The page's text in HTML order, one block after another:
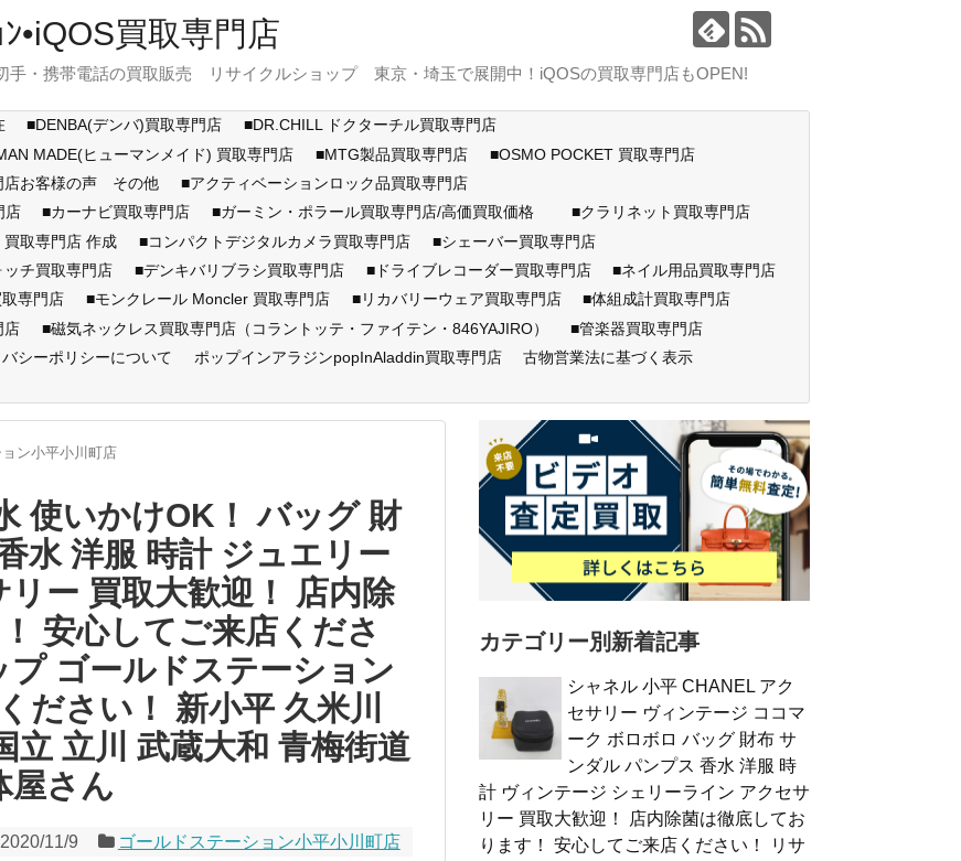
ﾝ•iQOS買取専門店
手・携帯電話の買取販売 リサイクルショップ 東京・埼玉で展開中！iQOSの買取専門店もOPEN!
■DENBA(デンバ)買取専門店
■DR.CHILL ドクターチル買取専門店
MADE(ヒューマンメイド) 買取専門店 ■MTG製品買取専門店
■OSMO POCKET 買取専門店
店お客様の声 その他
■アクティベーションロック品買取専門店
店
■カーナビ買取専門店 ■ガーミン・ポラール買取専門店/高価買取価格
■クラリネット買取専門店
取専門店 作成 ■コンパクトデジタルカメラ買取専門店
■シェーバー買取専門店
チ買取専門店 ■デンキバリブラシ買取専門店 ■ドライブレコーダー買取専門店
■ネイル用品買取専門店
専門店 ■モンクレール Moncler 買取専門店 ■リカバリーウェア買取専門店
■体組成計買取専門店
店 ■磁気ネックレス買取専門店（コラントッテ・ファイテン・846YAJIRO）
■管楽器買取専門店
シーポリシーについて ポップインアラジンpopInAladdin買取専門店
古物営業法に基づく表示
ン小平小川町店
使いかけOK！ バッグ 財
水 洋服 時計 ジュエリー
ー 買取大歓迎！ 店内除
安心してご来店くださ
ゴールドステーション
ださい！ 新小平 久米川
立 立川 武蔵大和 青梅街道
屋さん
2020/11/9 ゴールドステーション小平小川町店
カテゴリー別新着記事
シャネル 小平 CHANEL アク
セサリー ヴィンテージ ココマ
ーク ボロボロ バッグ 財布 サ
ンダル パンプス 香水 洋服 時
計 ヴィンテージ シェリーライン アクセサ
リー 買取大歓迎！ 店内除菌は徹底してお
ります！ 安心してご来店ください！ リサ